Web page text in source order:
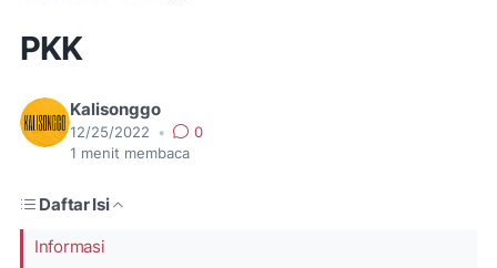
PKK
Kalisonggo
12/25/2022 •
0
1 menit membaca
Daftar Isi
Informasi